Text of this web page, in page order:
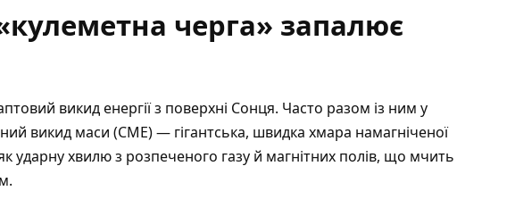
черга» запалює
викид енергії з поверхні Сонця. Часто разом із ним у
викид маси (CME) — гігантська, швидка хмара намагніченої
ударну хвилю з розпеченого газу й магнітних полів, що мчить